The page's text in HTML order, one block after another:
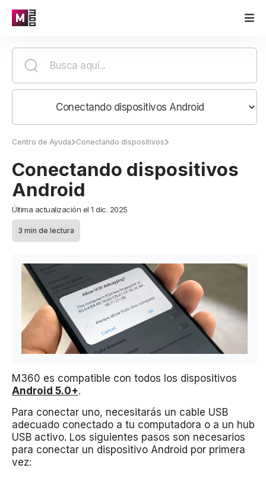
Centro de Ayuda Conectando dispositivos
Conectando dispositivos
Android
Última actualización el 1 dic. 2025
3 min de lectura
M360 es compatible con todos los dispositivos
Android 5.0+.
Para conectar uno, necesitarás un cable USB
adecuado conectado a tu computadora o a un hub
USB activo. Los siguientes pasos son necesarios
para conectar un dispositivo Android por primera
vez: